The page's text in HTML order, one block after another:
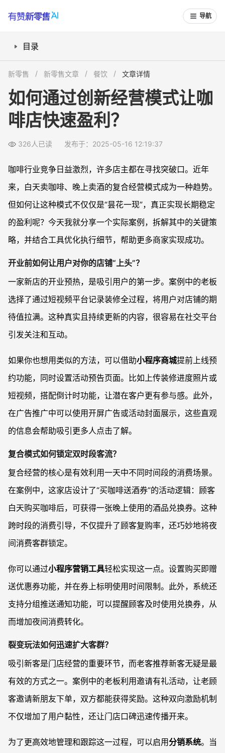
导航
目录
裂变玩法如何迅速扩大客群？
如何用会员管理提升长期盈利能力？
新零售 新零售文章 餐饮 文章详情
如何通过创新经营模式让咖
啡店快速盈利？
326人已读 发布于：2025-05-16 12:19:37
咖啡行业竞争日益激烈，许多店主都在寻找突破口。近年
来，白天卖咖啡、晚上卖酒的复合经营模式成为一种趋势。
但如何让这种模式不仅仅是“昙花一现”，真正实现长期稳定
的盈利呢？今天我就分享一个实际案例，拆解其中的关键策
略，并结合工具优化执行细节，帮助更多商家实现成功。
开业前如何让用户对你的店铺“上头”？
一家新店的开业预热，是吸引用户的第一步。案例中的老板
选择了通过短视频平台记录装修全过程，将用户对店铺的期
待值拉满。这种真实且持续更新的内容，很容易在社交平台
引发关注和互动。
如果你也想用类似的方法，可以借助小程序商城提前上线预
约功能，同时设置活动预告页面。比如上传装修进度照片或
短视频，搭配倒计时功能，让潜在客户更有参与感。此外，
在广告推广中可以使用开屏广告或活动封面展示，这些直观
的信息会帮助吸引更多人点击了解。
复合模式如何锁定双时段客流？
复合经营的核心是有效利用一天中不同时间段的消费场景。
在案例中，这家店设计了“买咖啡送酒券”的活动逻辑：顾客
白天购买咖啡后，可获得一张晚上使用的酒品兑换券。这种
跨时段的消费引导，不仅提升了顾客复购率，还巧妙地将夜
间消费客群锁定。
你可以通过小程序营销工具轻松实现这一点。设置购买即赠
送优惠券功能，并在券上标明使用时间限制。此外，系统还
支持分组推送通知功能，可以提醒顾客及时使用兑换券，从
而增加夜间消费转化。
裂变玩法如何迅速扩大客群？
吸引新客是门店经营的重要环节，而老客推荐新客无疑是最
有效的方式之一。案例中的老板利用邀请有礼活动，让老顾
客邀请新朋友下单，双方都能获得奖励。这种双向激励机制
不仅增加了用户黏性，还让门店口碑迅速传播开来。
为了更高效地管理和跟踪这一过程，可以启用分销系统。当